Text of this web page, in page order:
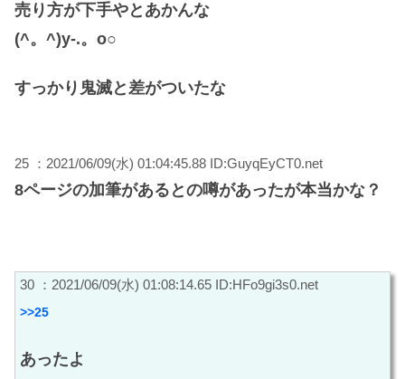
売り方が下手やとあかんな
(^。^)y-.。o○
すっかり鬼滅と差がついたな
25 ：2021/06/09(水) 01:04:45.88 ID:GuyqEyCT0.net
8ページの加筆があるとの噂があったが本当かな？
30 ：2021/06/09(水) 01:08:14.65 ID:HFo9gi3s0.net
>>25
あったよ